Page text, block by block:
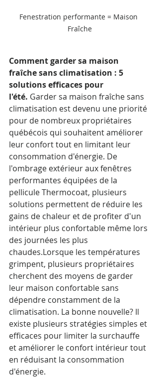
Fenestration performante = Maison
Fraîche
Comment garder sa maison
fraîche sans climatisation : 5
solutions efficaces pour
l'été. Garder sa maison fraîche sans
climatisation est devenu une priorité
pour de nombreux propriétaires
québécois qui souhaitent améliorer
leur confort tout en limitant leur
consommation d'énergie. De
l'ombrage extérieur aux fenêtres
performantes équipées de la
pellicule Thermocoat, plusieurs
solutions permettent de réduire les
gains de chaleur et de profiter d'un
intérieur plus confortable même lors
des journées les plus
chaudes.Lorsque les températures
grimpent, plusieurs propriétaires
cherchent des moyens de garder
leur maison confortable sans
dépendre constamment de la
climatisation. La bonne nouvelle? Il
existe plusieurs stratégies simples et
efficaces pour limiter la surchauffe
et améliorer le confort intérieur tout
en réduisant la consommation
d'énergie.